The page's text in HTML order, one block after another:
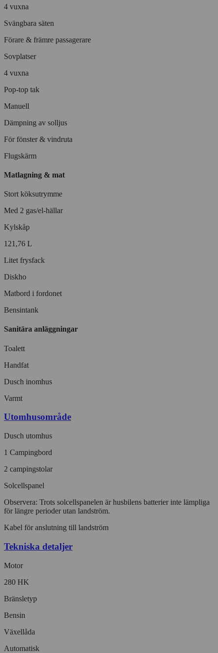
4 vuxna
Svängbara säten
Förare & främre passagerare
Sovplatser
4 vuxna
Pop-top tak
Manuell
Dämpning av solljus
För fönster & vindruta
Flugskärm
Matlagning & mat
Stort köksutrymme
Med 2 gas/el-hällar
Kylskåp
121,76 L
Litet frysfack
Diskho
Matbord i fordonet
Bensintank
Sanitära anläggningar
Toalett
Handfat
Dusch inomhus
Varmt
Utomhusområde
Dusch utomhus
1 Campingbord
2 campingstolar
Solcellspanel
Observera: Trots solcellspanelen är husbilens batterier inte lämpliga
för längre perioder utan landström.
Kabel för anslutning till landström
Tekniska detaljer
Motor
280 HK
Bränsletyp
Bensin
Växellåda
Automatisk